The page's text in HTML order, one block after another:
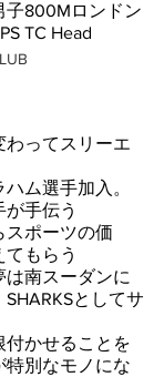
子800Mロンドン
TC Head
わってスリーエ
ム選手加入。
手伝う
スポーツの価
もらう
は南スーダンに
としてサ
付かせることを
特別なモノにな